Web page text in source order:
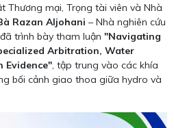
Thương mại, Trọng tài viên và Nhà
Razan Aljohani – Nhà nghiên cứu
trình bày tham luận "Navigating
Arbitration, Water
Evidence", tập trung vào các khía
bối cảnh giao thoa giữa hydro và